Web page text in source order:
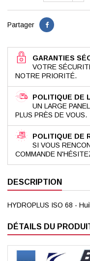
Partager
GARANTIES
VOTRE
NOTRE PRIORITÉ.
POLITIQUE DE
UN LARGE
PLUS PRÈS DE VOUS.
POLITIQUE DE
SI VOUS
COMMANDE
DESCRIPTION
HYDROPLUS ISO 68 -
DÉTAILS DU